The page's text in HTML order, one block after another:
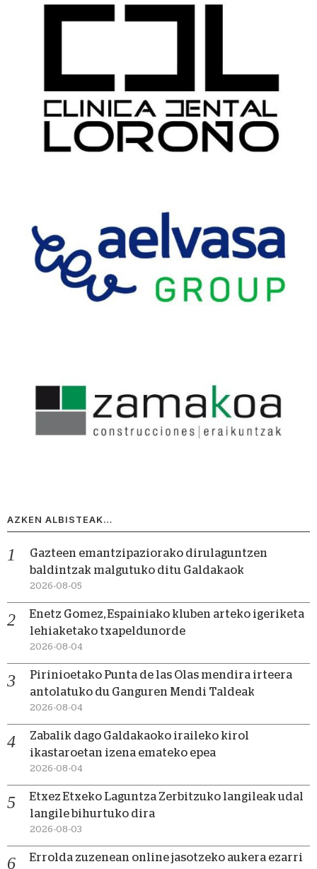
AZKEN ALBISTEAK…
Gazteen emantzipaziorako dirulaguntzen
baldintzak malgutuko ditu Galdakaok
2026-08-05
Enetz Gomez, Espainiako kluben arteko igeriketa
lehiaketako txapeldunorde
2026-08-04
Pirinioetako Punta de las Olas mendira irteera
antolatuko du Ganguren Mendi Taldeak
2026-08-04
Zabalik dago Galdakaoko iraileko kirol
ikastaroetan izena emateko epea
2026-08-04
Etxez Etxeko Laguntza Zerbitzuko langileak udal
langile bihurtuko dira
2026-08-03
Errolda zuzenean online jasotzeko aukera ezarri